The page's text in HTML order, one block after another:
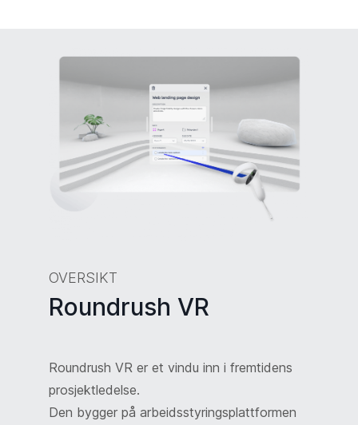
OVERSIKT
Roundrush VR
Roundrush VR er et vindu inn i fremtidens
prosjektledelse.
Den bygger på arbeidsstyringsplattformen